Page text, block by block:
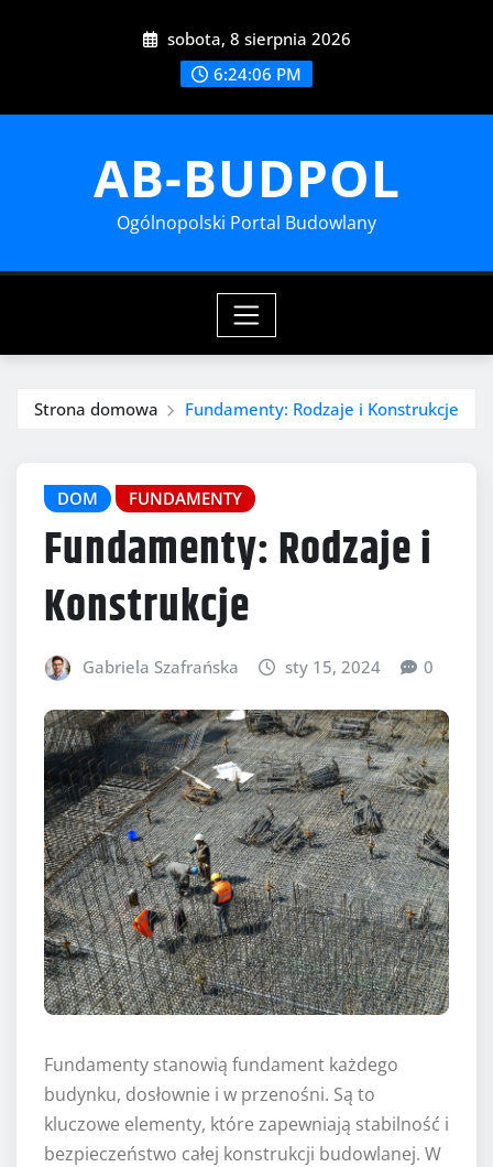
sobota, 8 sierpnia 2026
6:24:07 PM
AB-BUDPOL
Ogólnopolski Portal Budowlany
Strona domowa Fundamenty: Rodzaje i Konstrukcje
DOM FUNDAMENTY
Fundamenty: Rodzaje i
Konstrukcje
Gabriela Szafrańska sty 15, 2024 0
Fundamenty stanowią fundament każdego
budynku, dosłownie i w przenośni. Są to
kluczowe elementy, które zapewniają stabilność i
bezpieczeństwo całej konstrukcji budowlanej. W